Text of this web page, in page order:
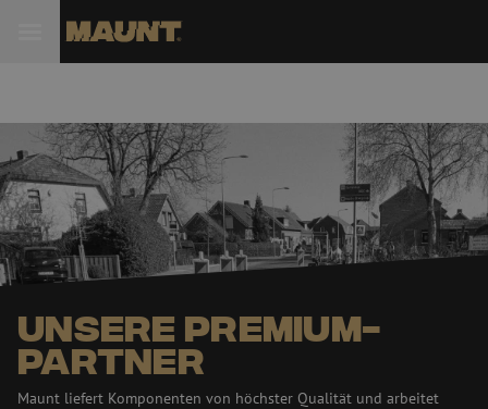
Unsere Premium-
Partner
Maunt liefert Komponenten von höchster Qualität und arbeitet